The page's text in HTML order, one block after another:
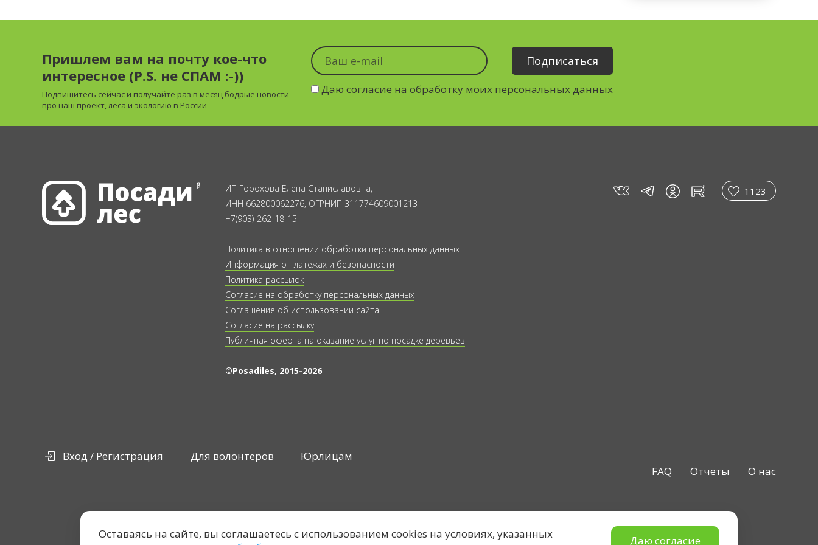
Пришлем вам на почту кое-что
интересное (P.S. не СПАМ :-))
Подпишитесь сейчас и получайте раз в месяц бодрые новости
про наш проект, леса и экологию в России
Даю согласие наобработку моих персональных данных
ИП Горохова Елена Станиславовна,
ИНН 662800062276, ОГРНИП 311774609001213
+7(903)-262-18-15
Политика в отношении обработки персональных данных
Информация о платежах и безопасности
Политика рассылок
Согласие на обработку персональных данных
Соглашение об использовании сайта
Согласие на рассылку
Публичная оферта на оказание услуг по посадке деревьев
©Posadiles, 2015-2026
vk tg in rt 1123
Вход / Регистрация Для волонтеров
Юрлицам
О нас
Отчеты
FAQ
Оставаясь на сайте, вы соглашаетесь с использованием cookies на условиях, указанных
Даю согласие